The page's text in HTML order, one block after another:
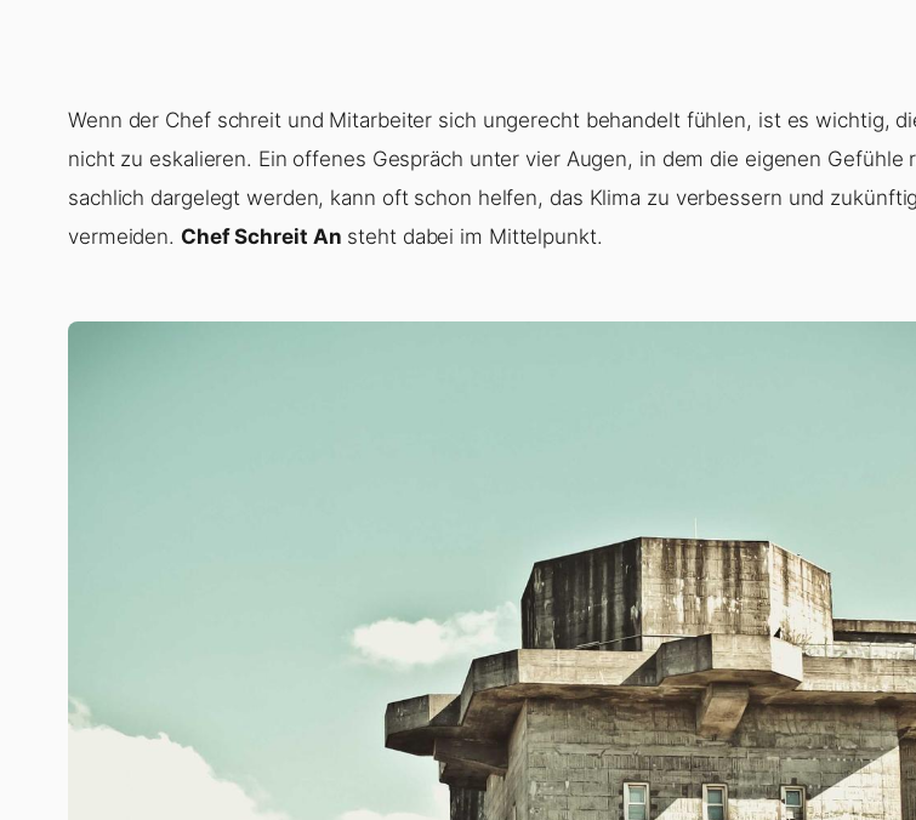
Wenn der Chef schreit und Mitarbeiter sich ungerecht behandelt fühlen, ist es wichtig,
nicht zu eskalieren. Ein offenes Gespräch unter vier Augen, in dem die eigenen Gefühle
sachlich dargelegt werden, kann oft schon helfen, das Klima zu verbessern und
vermeiden. Chef Schreit An steht dabei im Mittelpunkt.